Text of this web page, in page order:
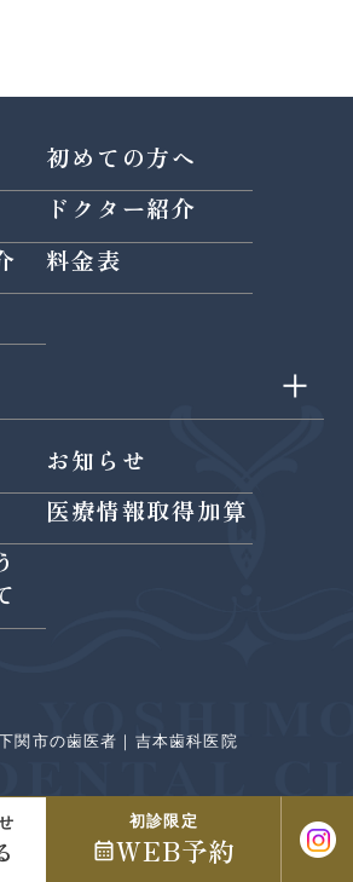
初めての方へ
ドクター紹介
料金表
周病治療
- 部分矯正
- 小児矯正
- 噛み合わせ・顎関節症
- YAGレーザー
お知らせ
医療情報取得加算
関市の歯医者｜吉本歯科医院
初診限定
WEB予約